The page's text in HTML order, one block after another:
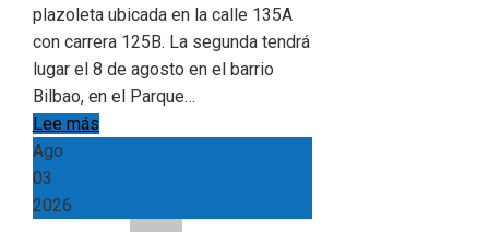
plazoleta ubicada en la calle 135A
con carrera 125B. La segunda tendrá
lugar el 8 de agosto en el barrio
Bilbao, en el Parque…
Lee más
Ago
03
2026